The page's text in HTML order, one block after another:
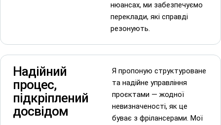
нюансах, ми забезпечуємо
переклади, які справді
резонують.
Надійний
процес,
підкріплений
досвідом
Я пропоную структуроване
та надійне управління
проєктами — жодної
невизначеності, як це
буває з фрілансерами. Мої